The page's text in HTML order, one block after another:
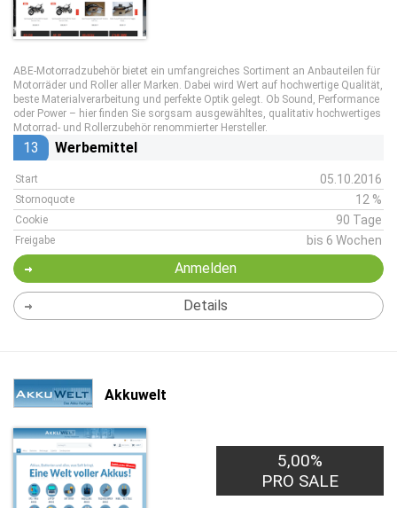
ABE-Motorradzubehör bietet ein umfangreiches Sortiment an Anbauteilen für
Motorräder und Roller aller Marken. Dabei wird Wert auf hochwertige Qualität,
beste Materialverarbeitung und perfekte Optik gelegt. Ob Sound, Performance
oder Power – hier finden Sie sorgsam ausgewähltes, qualitativ hochwertiges
Motorrad- und Rollerzubehör renommierter Hersteller.
13 Werbemittel
Start 05.10.2016
Stornoquote 12 %
Cookie 90 Tage
Freigabe bis 6 Wochen
Anmelden
Details
Akkuwelt
5,00%
PRO SALE